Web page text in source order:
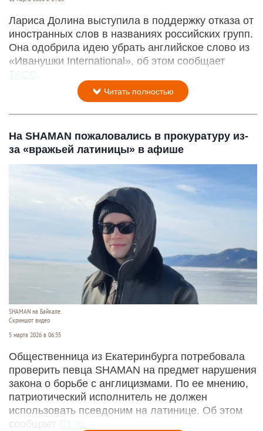
Лариса Долина выступила в поддержку отказа от
иностранных слов в названиях российских групп.
Она одобрила идею убрать английское слово из
«Иванушки International», об этом сообщает
ТАСС
Читать полностью
На SHAMAN пожаловались в прокуратуру из-
за «вражьей латиницы» в афише
SHAMAN на Байкале.
Скриншот видео
5 марта 2026 в 06:35
Общественница из Екатеринбурга потребовала
проверить певца SHAMAN на предмет нарушения
закона о борьбе с англицизмами. По ее мнению,
патриотический исполнитель не должен
использовать псевдоним на латинице. Об этом
сообщает E1.ru